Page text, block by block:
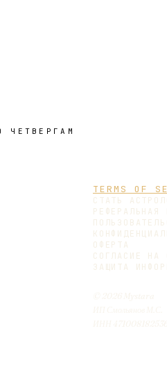
ЧЕТВЕРГАМ
TERMS OF
СТАТЬ
РЕФЕРАЛЬНАЯ
ОФЕРТА
СОГЛАСИЕ НА
ЗАЩИТА